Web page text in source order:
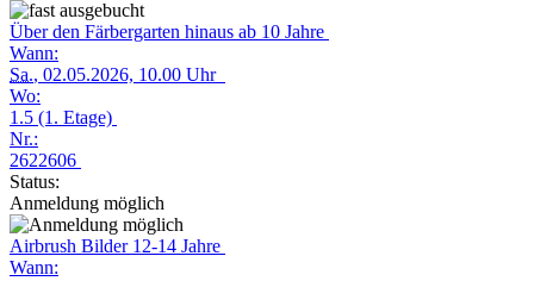
Über den Färbergarten hinaus ab 10 Jahre
Wann:
Sa., 02.05.2026, 10.00 Uhr
Wo:
1.5 (1. Etage)
Nr.:
2622606
Status:
Anmeldung möglich
Airbrush Bilder 12-14 Jahre
Wann: